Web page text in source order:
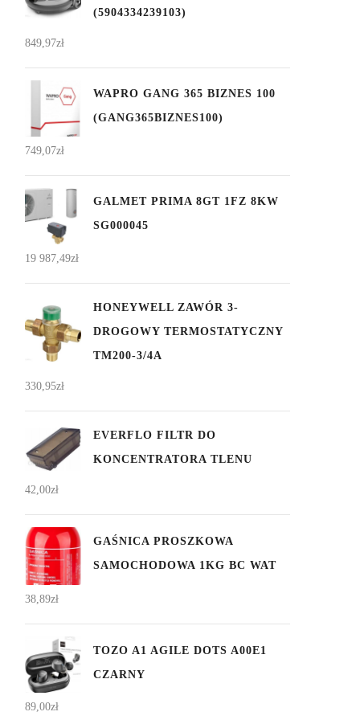
(5904334239103)
849,97zł
WAPRO GANG 365 BIZNES 100
(GANG365BIZNES100)
749,07zł
GALMET PRIMA 8GT 1FZ 8KW
SG000045
19 987,49zł
HONEYWELL ZAWÓR 3-
DROGOWY TERMOSTATYCZNY
TM200-3/4A
330,95zł
EVERFLO FILTR DO
KONCENTRATORA TLENU
42,00zł
GAŚNICA PROSZKOWA
SAMOCHODOWA 1KG BC WAT
38,89zł
TOZO A1 AGILE DOTS A00E1
CZARNY
89,00zł